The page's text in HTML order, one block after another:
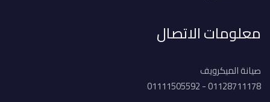
معلومات الاتصال
صيانة الميكرويف
01128711178 - 01111505592